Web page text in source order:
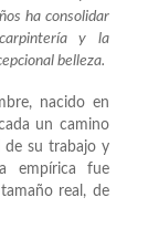
ha consolidar
y la
belleza.
nacido en
un camino
de su trabajo y
empírica fue
real, de